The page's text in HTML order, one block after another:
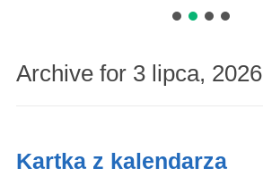
Archive for 3 lipca, 2026
Kartka z kalendarza